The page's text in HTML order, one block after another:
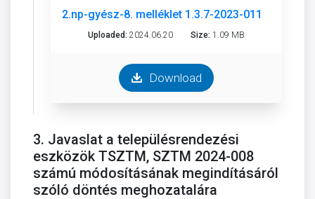
2.np-gyész-8. melléklet 1.3.7-2023-011-2.pdf
Uploaded: 2024.06.20 Size: 1.09 MB
Download
3. Javaslat a településrendezési
eszközök TSZTM, SZTM 2024-008
számú módosításának megindításáról
szóló döntés meghozatalára